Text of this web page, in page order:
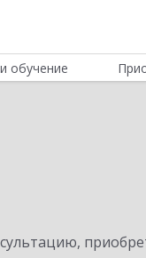
обучение